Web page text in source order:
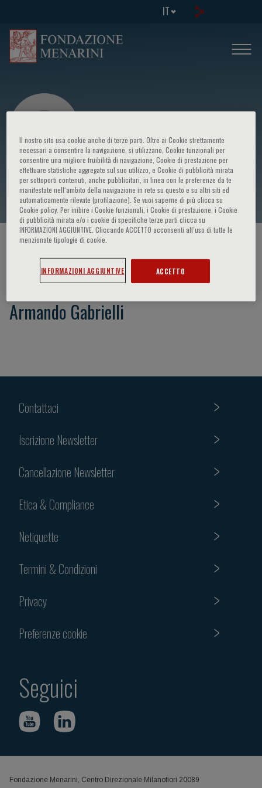
IT
Armando Gabrielli
HOME PAGE / CORSI ED EVENTI
Armando Gabrielli
Contattaci
Iscrizione Newsletter
Cancellazione Newsletter
Etica & Compliance
Netiquette
Termini & Condizioni
Privacy
Preferenze cookie
Seguici
Fondazione Menarini, Centro Direzionale Milanofiori 20089
Il nostro sito usa cookie anche di terze parti. Oltre ai Cookie strettamente
necessari a consentire la navigazione, si utilizzano, Cookie funzionali per
consentire una migliore fruibilità di navigazione, Cookie di prestazione per
effettuare statistiche aggregate sul suo utilizzo, e Cookie di pubblicità mirata
per sottoporti contenuti, anche pubblicitari, in linea con le preferenze da te
manifestate nell‘ambito della navigazione in rete su questo e su altri siti ed
automaticamente rilevate (profilazione). Se vuoi saperne di più clicca su
Cookie policy. Per inibire i Cookie funzionali, i Cookie di prestazione, i Cookie
di pubblicità mirata e/o i cookie di specifiche terze parti clicca su
INFORMAZIONI AGGIUNTIVE. Cliccando ACCETTO acconsenti all’uso di tutte le
menzionate tipologie di cookie.
INFORMAZIONI AGGIUNTIVE ACCETTO